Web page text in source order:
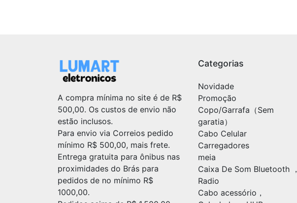
A compra mínima no site é de R$
500,00. Os custos de envio não
estão inclusos.
Para envio via Correios pedido
mínimo R$ 500,00, mais frete.
Entrega gratuita para ônibus nas
proximidades do Brás para
pedidos de no mínimo R$
1000,00.
Categorias
Novidade
Promoção
Copo/Garrafa（Sem
garatia）
Cabo Celular
Carregadores
meia
Caixa De Som Bluetooth ，
Radio
Cabo acessório，